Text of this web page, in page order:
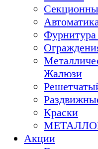
Жалюзи
Краски
Акции